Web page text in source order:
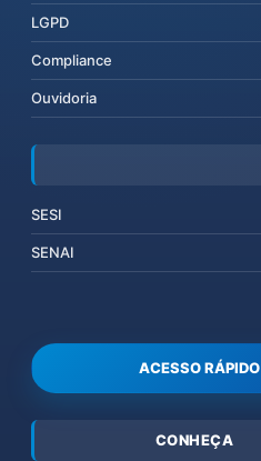
LGPD
Compliance
Ouvidoria
SESI
SENAI
ACESSO RÁPIDO
CONHEÇA